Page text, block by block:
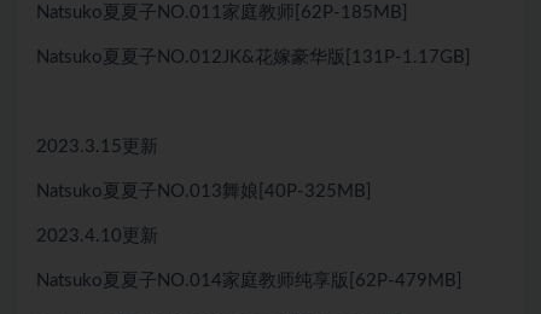
Natsuko夏夏子NO.011家庭教师[62P-185MB]
Natsuko夏夏子NO.012JK&花嫁豪华版[131P-1.17GB]
2023.3.15更新
Natsuko夏夏子NO.013舞娘[40P-325MB]
2023.4.10更新
Natsuko夏夏子NO.014家庭教师纯享版[62P-479MB]